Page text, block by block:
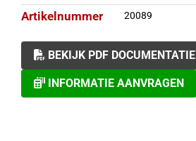
Artikelnummer 20089
BEKIJK PDF DOCUMENTATIE
INFORMATIE AANVRAGEN